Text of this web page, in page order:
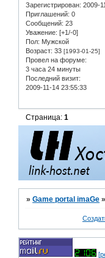
Зарегистрирован: 2009-
Приглашений: 0
Сообщений: 23
Уважение: [+1/-0]
Пол: Мужской
Возраст: 33 [1993-01-25]
Провел на форуме:
3 часа 24 минуты
Последний визит:
2009-11-14 23:55:33
Страница:1
»Game portal imaGe